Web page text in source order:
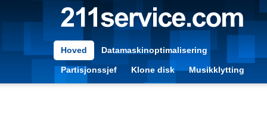
Hoved Datamaskinoptimalisering
Partisjonssjef Klone disk Musikklytting